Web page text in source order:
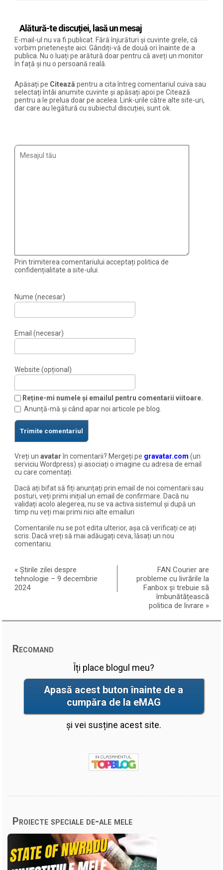
Alătură-te discuției, lasă un mesaj
E-mail-ul nu va fi publicat. Fără înjurături și cuvinte grele, că
vorbim prietenește aici. Gândiți-vă de două ori înainte de a
publica. Nu o luați pe arătură doar pentru că aveți un monitor
în față și nu o persoană reală.
Apăsați pe Citează pentru a cita întreg comentariul cuiva sau
selectați întâi anumite cuvinte și apăsați apoi pe Citează
pentru a le prelua doar pe acelea. Link-urile către alte site-uri,
dar care au legătură cu subiectul discuției, sunt ok.
Prin trimiterea comentariului acceptați politica de
confidențialitate a site-ului.
Nume (necesar)
Email (necesar)
Website (opțional)
Reține-mi numele și emailul pentru comentarii viitoare.
Anunță-mă și când apar noi articole pe blog.
Vreți unavatarîn comentarii? Mergeți pe gravatar.com (un
serviciu Wordpress) și asociați o imagine cu adresa de email
cu care comentați.
Dacă ați bifat să fiți anunțați prin email de noi comentarii sau
posturi, veți primi inițial un email de confirmare. Dacă nu
validați acolo alegerea, nu se va activa sistemul și după un
timp nu veți mai primi nici alte emailuri
Comentariile nu se pot edita ulterior, așa că verificați ce ați
scris. Dacă vreți să mai adăugați ceva, lăsați un nou
comentariu.
«Știrile zilei despre
tehnologie – 9 decembrie
2024
FAN Courier are
probleme cu livrările la
Fanbox și trebuie să
îmbunătățească
politica de livrare »
Recomand
Îți place blogul meu?
Apasă acest buton înainte de a
cumpăra de la eMAG
și vei susține acest site.
Proiecte speciale de-ale mele